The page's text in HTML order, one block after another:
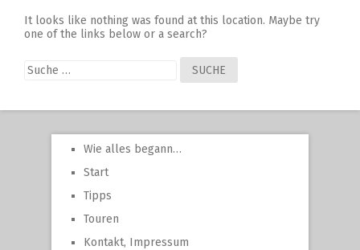
It looks like nothing was found at this location. Maybe try
one of the links below or a search?
Suche
nach:
Wie alles begann…
Start
Tipps
Touren
Kontakt, Impressum